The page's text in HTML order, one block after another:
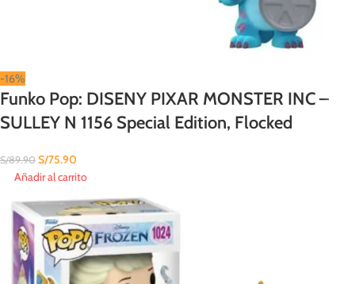
-16%
Funko Pop: DISENY PIXAR MONSTER INC –
SULLEY N 1156 Special Edition, Flocked
S/89.90 S/75.90
Añadir al carrito